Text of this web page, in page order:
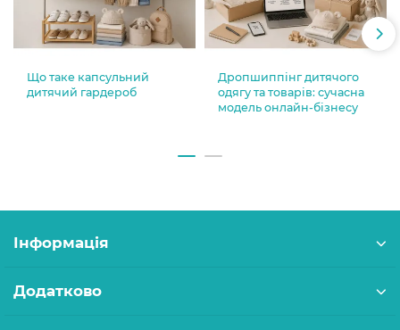
Що таке капсульний
дитячий гардероб
Дропшиппінг дитячого
одягу та товарів: сучасна
модель онлайн-бізнесу
Інформація
Додатково